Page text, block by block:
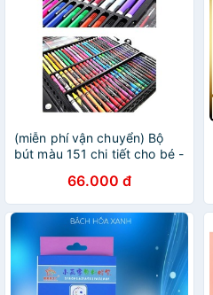
(miễn phí vận chuyển) Bộ
bút màu 151 chi tiết cho bé -
bút sáp(Luceogroup)
66.000 đ